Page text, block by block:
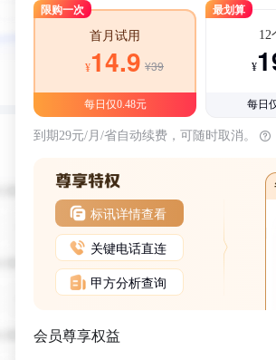
限购一次
首月试用
¥14.9 ¥39
每日仅0.48元
最划算
12
¥
每日
到期29元/月/省自动续费，可随时取消。
标讯详情查看
关键电话直连
甲方分析查询
会员尊享权益